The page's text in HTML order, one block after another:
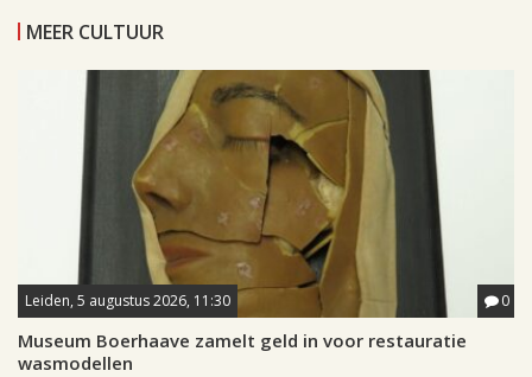
MEER CULTUUR
Leiden, 5 augustus 2026, 11:30 0
Museum Boerhaave zamelt geld in voor restauratie
wasmodellen